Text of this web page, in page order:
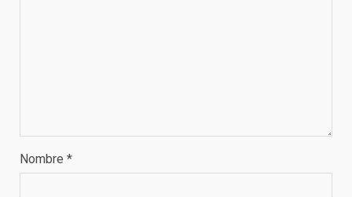
Nombre *